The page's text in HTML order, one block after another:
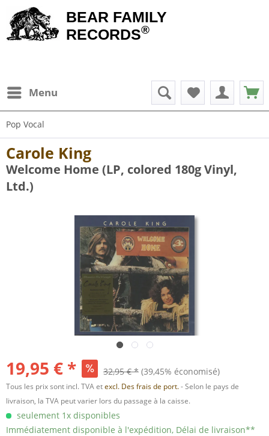
BEAR FAMILY
RECORDS®
Menu
Pop Vocal
Carole King
Welcome Home (LP, colored 180g Vinyl,
Ltd.)
19,95 € * 32,95 € * (39,45% économisé)
Tous les prix sont incl. TVA etexcl. Des frais de port.- Selon le pays de
livraison, la TVA peut varier lors du passage à la caisse.
seulement 1x disponibles
Immédiatement disponible à l'expédition, Délai de livraison**